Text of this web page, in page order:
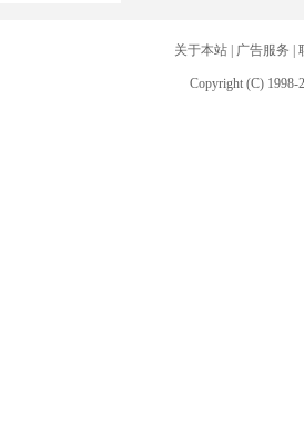
关于本站| 广告服务
Copyright (C) 1998-